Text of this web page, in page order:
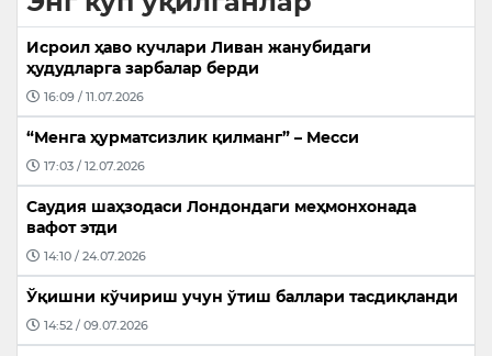
Исроил ҳаво кучлари Ливан жанубидаги
ҳудудларга зарбалар берди
16:09 / 11.07.2026
“Менга ҳурматсизлик қилманг” – Месси
17:03 / 12.07.2026
Саудия шаҳзодаси Лондондаги меҳмонхонада
вафот этди
14:10 / 24.07.2026
Ўқишни кўчириш учун ўтиш баллари тасдиқланди
14:52 / 09.07.2026